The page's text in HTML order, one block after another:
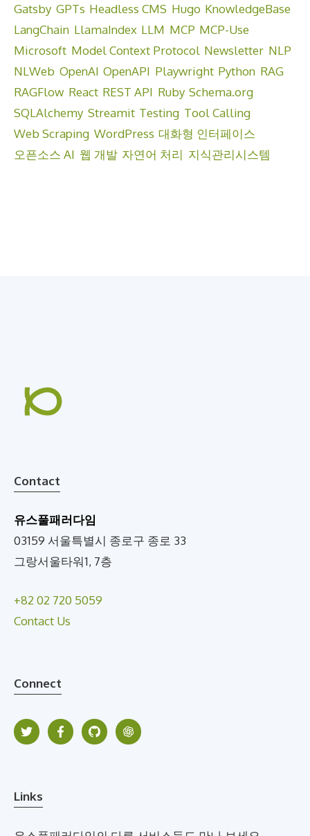
Gatsby GPTs Headless CMS Hugo KnowledgeBase
LangChain LlamaIndex LLM MCP MCP-Use
Microsoft Model Context Protocol Newsletter NLP
NLWeb OpenAI OpenAPI Playwright Python RAG
RAGFlow React REST API Ruby Schema.org
SQLAlchemy Streamit Testing Tool Calling
Web Scraping WordPress 대화형 인터페이스
오픈소스 AI 웹 개발 자연어 처리 지식관리시스템
Contact
유스풀패러다임
03159 서울특별시 종로구 종로 33
그랑서울타워1, 7층
+82 02 720 5059
Contact Us
Connect
Links